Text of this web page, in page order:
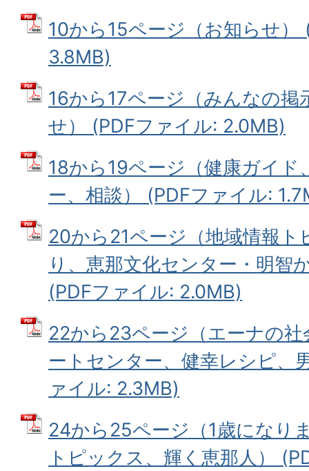
10から15ページ（お知らせ）
3.8MB)
16から17ページ（みんなの掲
せ） (PDFファイル: 2.0MB)
18から19ページ（健康ガイド
ー、相談） (PDFファイル:
20から21ページ（地域情報ト
り、恵那文化センター・明智
(PDFファイル: 2.0MB)
22から23ページ（エーナの
ートセンター、健幸レシピ、
ァイル: 2.3MB)
24から25ページ（1歳になり
トピックス、輝く恵那人）